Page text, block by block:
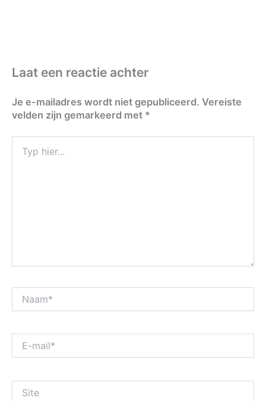
Laat een reactie achter
Je e-mailadres wordt niet gepubliceerd. Vereiste
velden zijn gemarkeerd met *
hier...
mail*